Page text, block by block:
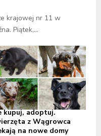
krajowej nr 11 w
Piątek,...
kupuj, adoptuj.
z Wągrowca
na nowe domy